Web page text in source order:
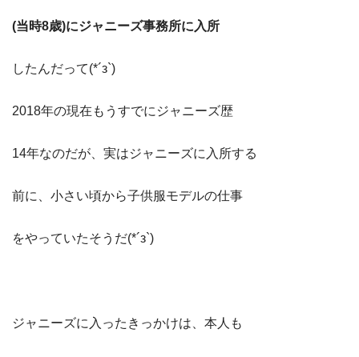
(当時8歳)にジャニーズ事務所に入所
したんだって(*´з`)
2018年の現在もうすでにジャニーズ歴
14年なのだが、実はジャニーズに入所する
前に、小さい頃から子供服モデルの仕事
をやっていたそうだ(*´з`)
ジャニーズに入ったきっかけは、本人も